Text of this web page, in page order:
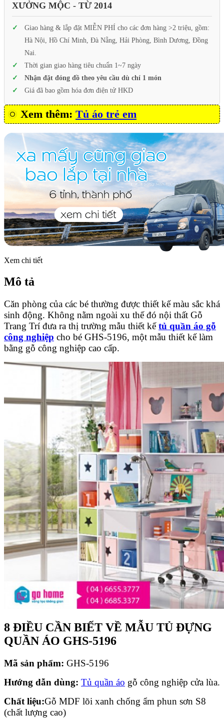
XƯỞNG MỘC - TỪ 2014
Giao hàng & lắp đặt MIỄN PHÍ cho các đơn hàng >2 triệu, gồm:
Hà Nội, Hồ Chí Minh, Đà Nẵng, Hải Phòng, Bình Dương, Đồng
Nai.
Thời gian giao hàng tiêu chuẩn 1~7 ngày
Nhận đặt đóng đồ theo yêu cầu dù chỉ 1 món
Giá đã bao gồm hóa đơn điện tử HKD
Xem thêm: Tủ áo trẻ em
Xem chi tiết
Mô tả
Căn phòng của các bé thường được thiết kế màu sắc khá
sinh động. Không nằm ngoài xu thế đó nội thất Gỗ
Trang Trí đưa ra thị trường mẫu thiết kếtủ quần áo gỗ
công nghiệp cho bé GHS-5196, một mẫu thiết kế làm
bằng gỗ công nghiệp cao cấp.
8 ĐIỀU CẦN BIẾT VỀ MẪU TỦ ĐỰNG
QUẦN ÁO GHS-5196
Mã sản phẩm: GHS-5196
Hướng dẫn dùng: Tủ quần áo gỗ công nghiệp cửa lùa.
Chất liệu:Gỗ MDF lõi xanh chống ẩm phun sơn S8
(chất lượng cao)